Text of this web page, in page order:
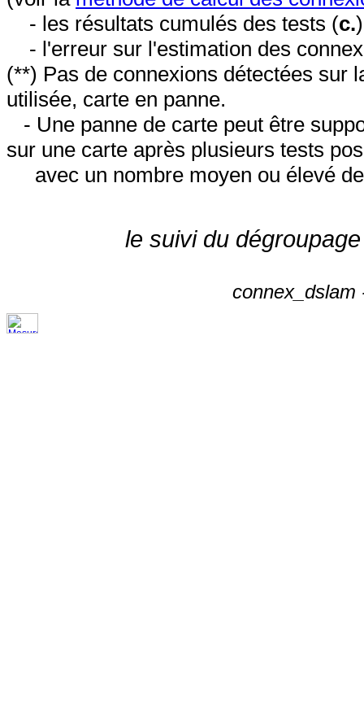
- les résultats cumulés des tests (c.
- l'erreur sur l'estimation des
(**) Pas de connexions détectées sur
utilisée, carte en panne.
- Une panne de carte peut être
sur une carte après plusieurs tests
avec un nombre moyen ou élevé
le suivi du
connex_dslam